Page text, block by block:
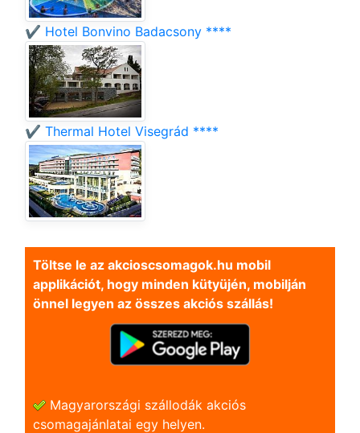
✔️ Hotel Bonvino Badacsony ****
✔️ Thermal Hotel Visegrád ****
Töltse le az akcioscsomagok.hu mobil
applikációt, hogy minden kütyüjén, mobilján
önnel legyen az összes akciós szállás!
Magyarországi szállodák akciós
csomagajánlatai egy helyen.